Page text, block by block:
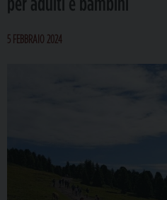
5 FEBBRAIO 2024